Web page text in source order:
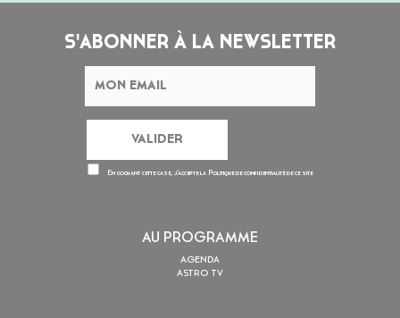
S'ABONNER À LA NEWSLETTER
En cochant cette case, j’accepte la Politique de confidentialitéde ce site
AU PROGRAMME
AGENDA
ASTRO TV